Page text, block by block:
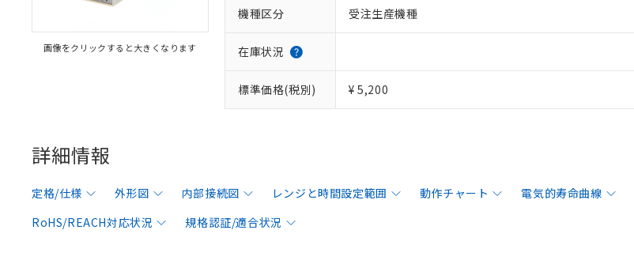
画像をクリックすると大きくなります
機種区分 受注生産機種
在庫状況
標準価格(税別) ¥ 5,200
詳細情報
定格/仕様 外形図 内部接続図 レンジと時間設定範囲 動作チャート 電気的寿命曲線
RoHS/REACH対応状況
規格認証/適合状況